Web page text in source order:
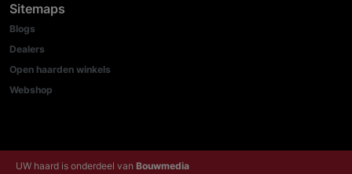
Sitemaps
Blogs
Dealers
Open haarden winkels
Webshop
UW haard is onderdeel van Bouwmedia